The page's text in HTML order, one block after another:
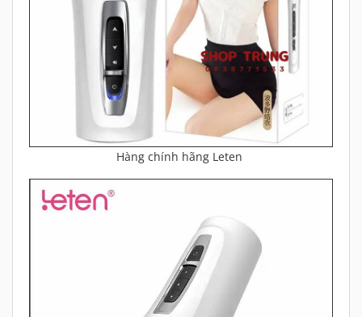
Hàng chính hãng Leten